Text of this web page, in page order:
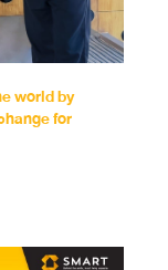
world by
for